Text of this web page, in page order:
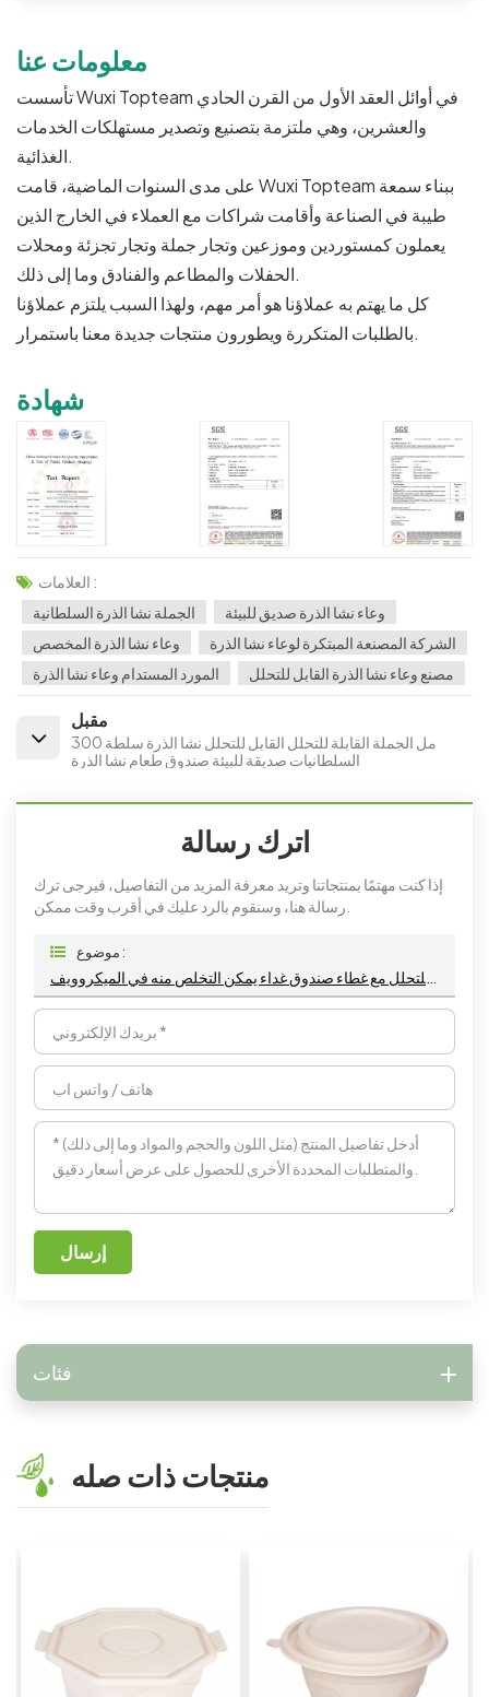
معلومات عنا
تأسست Wuxi Topteam في أوائل العقد الأول من القرن الحادي
والعشرين، وهي ملتزمة بتصنيع وتصدير مستهلكات الخدمات
الغذائية.
على مدى السنوات الماضية، قامت Wuxi Topteam ببناء سمعة
طيبة في الصناعة وأقامت شراكات مع العملاء في الخارج الذين
يعملون كمستوردين وموزعين وتجار جملة وتجار تجزئة ومحلات
الحفلات والمطاعم والفنادق وما إلى ذلك.
كل ما يهتم به عملاؤنا هو أمر مهم، ولهذا السبب يلتزم عملاؤنا
بالطلبات المتكررة ويطورون منتجات جديدة معنا باستمرار.
شهادة
العلامات :
الجملة نشا الذرة السلطانية
وعاء نشا الذرة صديق للبيئة
وعاء نشا الذرة المخصص
الشركة المصنعة المبتكرة لوعاء نشا الذرة
المورد المستدام وعاء نشا الذرة
مصنع وعاء نشا الذرة القابل للتحلل
مقبل
300 مل الجملة القابلة للتحلل القابل للتحلل نشا الذرة سلطة
السلطانيات صديقة للبيئة صندوق طعام نشا الذرة
اترك رسالة
إذا كنت مهتمًا بمنتجاتنا وتريد معرفة المزيد من التفاصيل، فيرجى ترك
موضوع :
إرسال
فئات
منتجات ذات صله